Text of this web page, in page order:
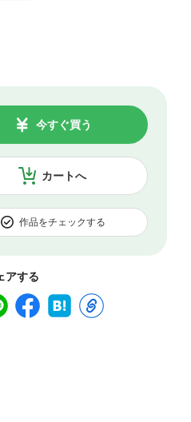
カートへ
今すぐ買う
作品をチェックする
アする